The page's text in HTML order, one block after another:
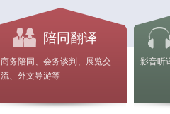
陪同翻译
商务陪同、会务谈判、展览交
流、外文导游等
影音听